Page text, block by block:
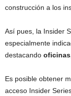
construcción a los
Así pues, la Insider
especialmente
destacando
Es posible obtener
acceso Insider